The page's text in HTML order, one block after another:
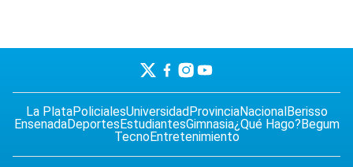
La PlataPolicialesUniversidad ProvinciaNacional Berisso
EnsenadaDeportes EstudiantesGimnasia¿Qué Hago? Begum
TecnoEntretenimiento